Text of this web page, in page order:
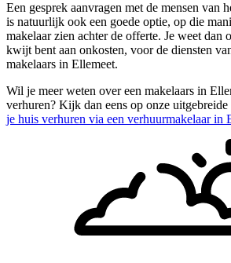
Een gesprek aanvragen met de mensen van
is natuurlijk ook een goede optie, op die
makelaar zien achter de offerte. Je weet dan
kwijt bent aan onkosten, voor de diensten
makelaars in Ellemeet.
Wil je meer weten over een makelaars in
verhuren? Kijk dan eens op onze
je huis verhuren via een verhuurmakelaar in